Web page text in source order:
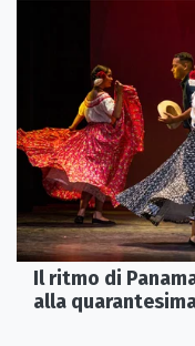
Il ritmo di
alla